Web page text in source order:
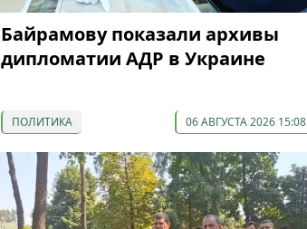
Байрамову показали архивы
дипломатии АДР в Украине
ПОЛИТИКА 06 АВГУСТА 2026 15:08